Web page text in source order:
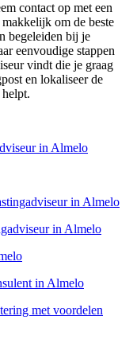
contact op met een
om de beste
begeleiden bij je
eenvoudige stappen
vindt die je graag
en lokaliseer de
in Almelo
in Almelo
in Almelo
in Almelo
met voordelen